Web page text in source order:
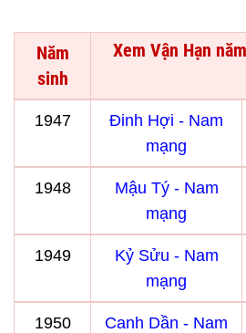
Năm
sinh
Xem Vận Hạn
1947
Đinh Hợi - Nam
mạng
1948
Mậu Tý - Nam
mạng
1949
Kỷ Sửu - Nam
mạng
1950
Canh Dần - Nam